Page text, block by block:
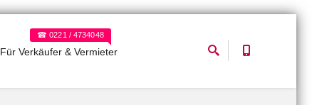
☎ 0221 / 4734048
Für Verkäufer & Vermieter